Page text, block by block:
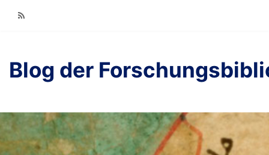
Blog der